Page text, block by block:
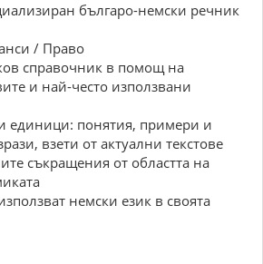
българо-немски речник
/ Право
справочник в помощ на
и най-често използвани
единици: понятия, примери и
взети от актуални текстове
съкращения от областта на
немски език в своята